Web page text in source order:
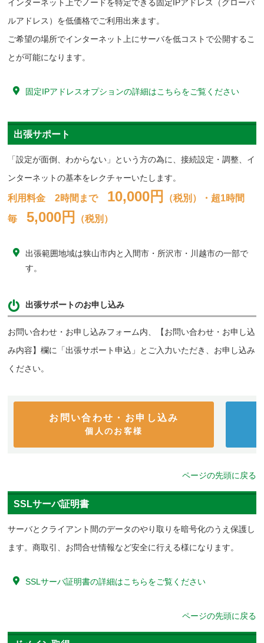
インターネット上でノードを特定できる固定IPアドレス（グローバ
ルアドレス）を低価格でご利用出来ます。
ご希望の場所でインターネット上にサーバを低コストで公開するこ
とが可能になります。
固定IPアドレスオプションの詳細はこちらをご覧ください
出張サポート
「設定が面倒、わからない」という方の為に、接続設定・調整、イ
ンターネットの基本をレクチャーいたします。
利用料金 2時間まで 10,000円 （税別） ・超1時間
毎5,000円 （税別）
出張範囲地域は狭山市内と入間市・所沢市・川越市の一部で
す。
出張サポートのお申し込み
お問い合わせ・お申し込みフォーム内、【お問い合わせ・お申し込
み内容】欄に「出張サポート申込」とご入力いただき、お申し込み
ください。
お問い合わせ・お申し込み
個人のお客様
ページの先頭に戻る
SSLサーバ証明書
サーバとクライアント間のデータのやり取りを暗号化のうえ保護し
ます。商取引、お問合せ情報など安全に行える様になります。
SSLサーバ証明書の詳細はこちらをご覧ください
ページの先頭に戻る